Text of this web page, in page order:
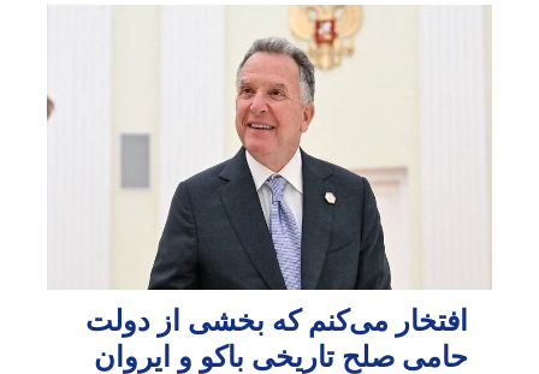
افتخار می‌کنم که بخشی از دولت
حامی صلح تاریخی باکو و ایروان